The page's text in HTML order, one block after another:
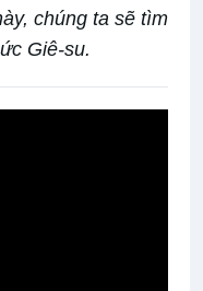
chúng ta sẽ tìm
Giê-su.